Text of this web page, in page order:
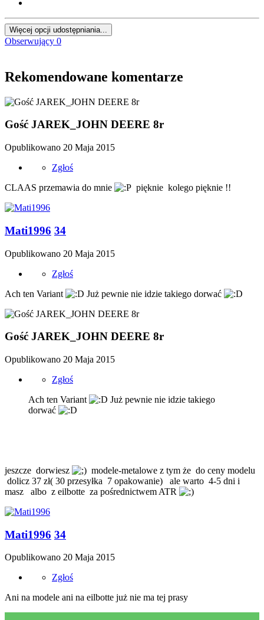
Więcej opcji udostępniania...
Obserwujący 0
Rekomendowane komentarze
Gość JAREK_JOHN DEERE 8r
Opublikowano 20 Maja 2015
Zgłoś
CLAAS przemawia do mnie
pięknie kolego pięknie !!
Mati1996 34
Opublikowano 20 Maja 2015
Zgłoś
Ach ten Variant
Już pewnie nie idzie takiego dorwać
Gość JAREK_JOHN DEERE 8r
Opublikowano 20 Maja 2015
Zgłoś
Ach ten Variant
Już pewnie nie idzie takiego
dorwać
jeszcze dorwiesz
modele-metalowe z tym że do ceny modelu
dolicz 37 zł( 30 przesyłka 7 opakowanie) ale warto 4-5 dni i
masz albo z eilbotte za pośrednictwem ATR
Mati1996 34
Opublikowano 20 Maja 2015
Zgłoś
Ani na modele ani na eilbotte już nie ma tej prasy